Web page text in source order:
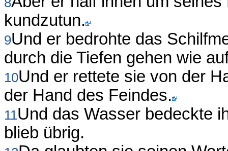
kundzutun.
9Und er bedrohte das
durch die Tiefen gehen wie
10Und er rettete sie von der
der Hand des Feindes.
11Und das Wasser bedeckte
blieb übrig.